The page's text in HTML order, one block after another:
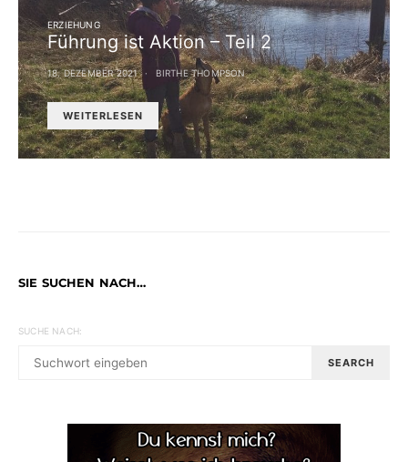
ERZIEHUNG
Führung ist Aktion – Teil 2
18. DEZEMBER 2021 BIRTHE THOMPSON
WEITERLESEN
SIE SUCHEN NACH…
SUCHE NACH:
SEARCH